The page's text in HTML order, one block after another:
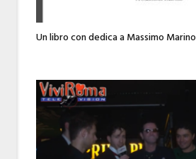
Un libro con dedica a Massimo Marino